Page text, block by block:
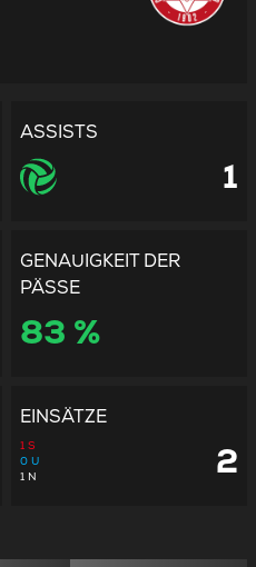
ASSISTS
1
GENAUIGKEIT DER
PÄSSE
83 %
EINSÄTZE
1 S
0 U
1 N 2